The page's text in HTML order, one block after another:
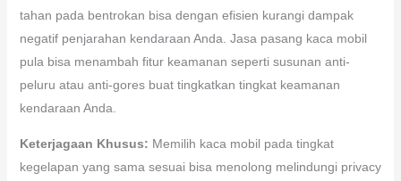
tahan pada bentrokan bisa dengan efisien kurangi dampak
negatif penjarahan kendaraan Anda. Jasa pasang kaca mobil
pula bisa menambah fitur keamanan seperti susunan anti-
peluru atau anti-gores buat tingkatkan tingkat keamanan
kendaraan Anda.
Keterjagaan Khusus: Memilih kaca mobil pada tingkat
kegelapan yang sama sesuai bisa menolong melindungi privacy